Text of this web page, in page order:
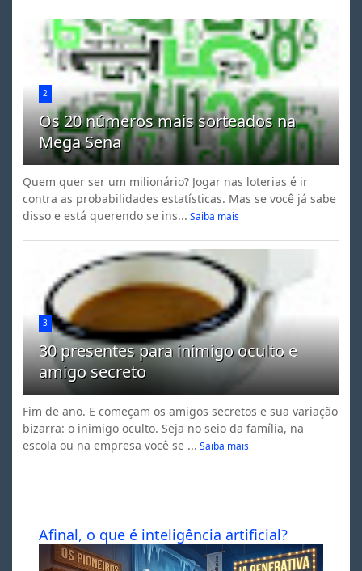
2
Os 20 números mais sorteados na
Mega Sena
Quem quer ser um milionário? Jogar nas loterias é ir
contra as probabilidades estatísticas. Mas se você já sabe
disso e está querendo se ins... Saiba mais
3
30 presentes para inimigo oculto e
amigo secreto
Fim de ano. E começam os amigos secretos e sua variação
bizarra: o inimigo oculto. Seja no seio da família, na
escola ou na empresa você se ... Saiba mais
Afinal, o que é inteligência artificial?